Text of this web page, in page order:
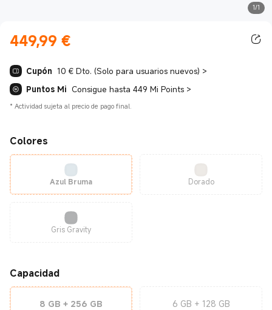
1/1
449,99 €
Current Price €449.99
Cupón 10 € Dto. (Solo para usuarios nuevos) >
Puntos Mi Consigue hasta 449 Mi Points >
* Actividad sujeta al precio de pago final.
Colores
Azul Bruma Dorado
Gris Gravity
Capacidad
8 GB + 256 GB 6 GB + 128 GB